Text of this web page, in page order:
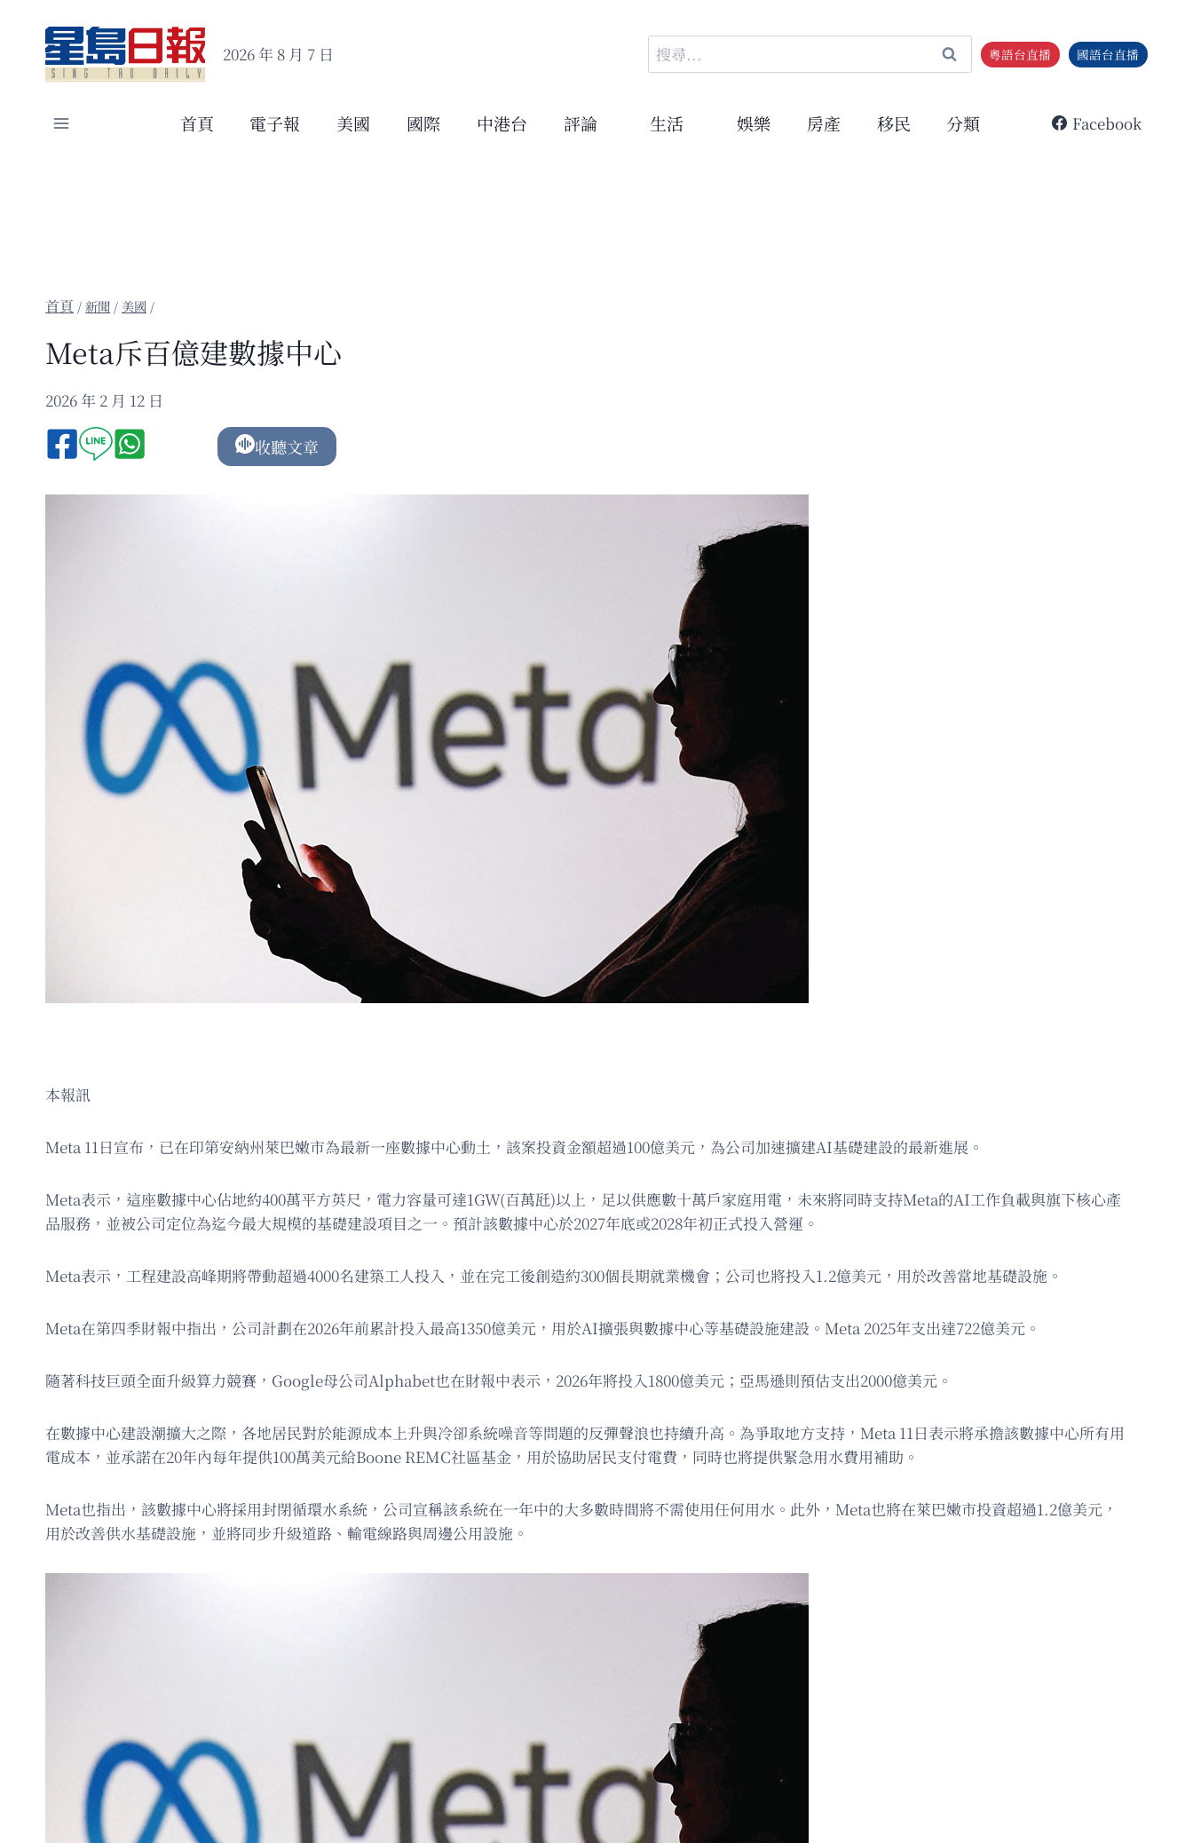
content
2026 年 8 月 7 日
搜
尋
鍵
粵語台直播 國語台直播
首頁 電子報 美國 國際 中港台 評論 生活 娛樂 房產 移民 分類 Facebook
/新聞 / 美國 /
Meta斥百億建數據中心
2026 年 2 月 12 日
收聽文章
本報訊
Meta 11日宣布，已在印第安納州萊巴嫩市為最新一座數據中心動土，該案投資金額超過100億美元，為公司加速擴建AI基礎建設的最新進展。
Meta表示，這座數據中心佔地約400萬平方英尺，電力容量可達1GW(百萬瓩)以上，足以供應數十萬戶家庭用電，未來將同時支持Meta的AI工作負載與旗下核心產
品服務，並被公司定位為迄今最大規模的基礎建設項目之一。預計該數據中心於2027年底或2028年初正式投入營運。
Meta表示，工程建設高峰期將帶動超過4000名建築工人投入，並在完工後創造約300個長期就業機會；公司也將投入1.2億美元，用於改善當地基礎設施。
Meta在第四季財報中指出，公司計劃在2026年前累計投入最高1350億美元，用於AI擴張與數據中心等基礎設施建設。Meta 2025年支出達722億美元。
隨著科技巨頭全面升級算力競賽，Google母公司Alphabet也在財報中表示，2026年將投入1800億美元；亞馬遜則預估支出2000億美元。
在數據中心建設潮擴大之際，各地居民對於能源成本上升與冷卻系統噪音等問題的反彈聲浪也持續升高。為爭取地方支持，Meta 11日表示將承擔該數據中心所有用
電成本，並承諾在20年內每年提供100萬美元給Boone REMC社區基金，用於協助居民支付電費，同時也將提供緊急用水費用補助。
Meta也指出，該數據中心將採用封閉循環水系統，公司宣稱該系統在一年中的大多數時間將不需使用任何用水。此外，Meta也將在萊巴嫩市投資超過1.2億美元，
用於改善供水基礎設施，並將同步升級道路、輸電線路與周邊公用設施。